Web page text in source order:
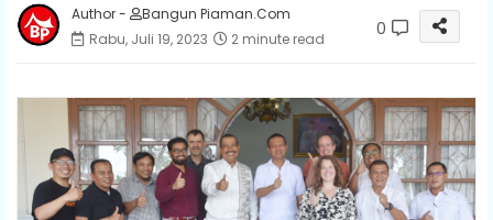
Author -
Bangun Piaman.Com
Rabu, Juli 19, 2023
2 minute read 0